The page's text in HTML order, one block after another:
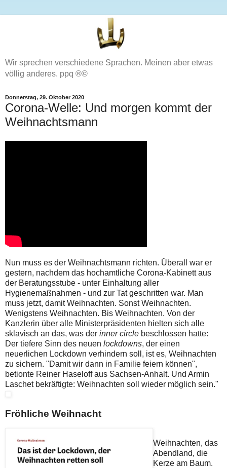
Wir sprechen verschiedene Sprachen. Meinen aber etwas
völlig anderes. ppq ®©
Donnerstag, 29. Oktober 2020
Corona-Welle: Und morgen kommt der
Weihnachtsmann
Nun muss es der Weihnachtsmann richten. Überall war er
gestern, nachdem das hochamtliche Corona-Kabinett aus
der Beratungsstube - unter Einhaltung aller
Hygienemaßnahmen - und zur Tat geschritten war. Man
muss jetzt, damit Weihnachten. Sonst Weihnachten.
Wenigstens Weihnachten. Bis Weihnachten. Von der
Kanzlerin über alle Ministerpräsidenten hielten sich alle
sklavisch an das, was der inner circle beschlossen hatte:
Der tiefere Sinn des neuen lockdowns, der einen
neuerlichen Lockdown verhindern soll, ist es, Weihnachten
zu sichern. "Damit wir dann in Familie feiern können",
betionte Reiner Haseloff aus Sachsen-Anhalt. Und Armin
Laschet bekräftigte: Weihnachten soll wieder möglich sein."
Fröhliche Weihnacht
Weihnachten, das
Abendland, die
Kerze am Baum.